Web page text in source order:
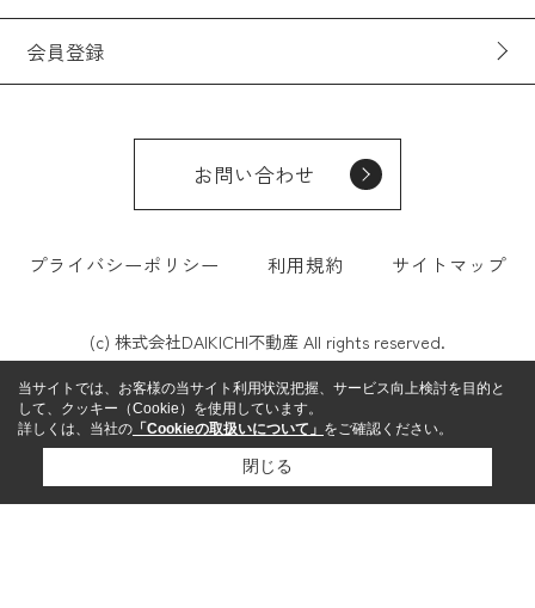
会員登録
お問い合わせ
プライバシーポリシー 利用規約 サイトマップ
(c) 株式会社DAIKICHI不動産 All rights reserved.
当サイトでは、お客様の当サイト利用状況把握、サービス向上検討を目的と
して、クッキー（Cookie）を使用しています。
詳しくは、当社の 「Cookieの取扱いについて」 をご確認ください。
閉じる